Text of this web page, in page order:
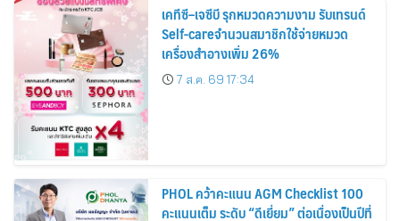
เคทีซี–เจซีบี รุกหมวดความงาม รับเทรนด์
Self-careจำนวนสมาชิกใช้จ่ายหมวด
เครื่องสำอางเพิ่ม 26%
7 ส.ค. 69 17:34
PHOL คว้าคะแนน AGM Checklist 100
คะแนนเต็ม ระดับ “ดีเยี่ยม” ต่อเนื่องเป็นปีที่